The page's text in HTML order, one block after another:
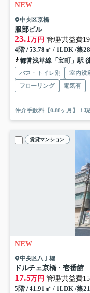
NEW
中央区京橋
服部ビル
23.1万円 管理/共益費
4階 / 53.78㎡ / 1LDK /築
都営浅草線「宝町」駅
バス・トイレ別 室内洗
フローリング
電気有
仲介手数料【0.88ヶ月】！
賃貸マンション
NEW
中央区八丁堀
ドルチェ京橋・壱番館
17.5万円 管理/共益費
5階 / 41.91㎡ / 1LDK /築